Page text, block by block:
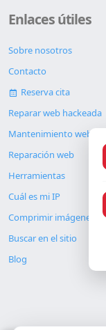
Enlaces útiles
Sobre nosotros
Contacto
Reserva cita
Reparar web hackeada
Mantenimiento web
Reparación web
Herramientas
Cuál es mi IP
Comprimir imágenes
Buscar en el sitio
Blog